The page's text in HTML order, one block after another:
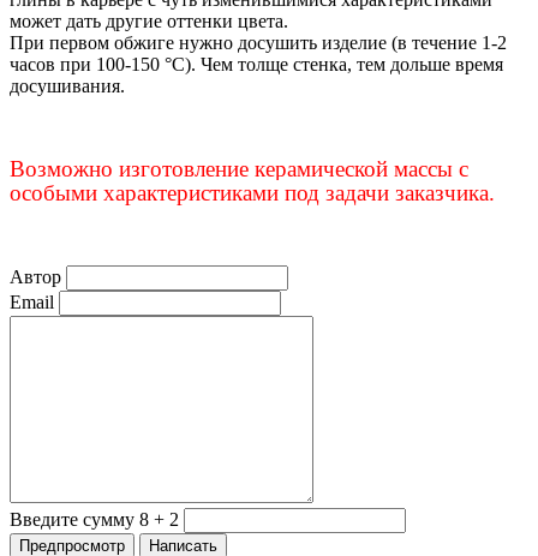
может дать другие оттенки цвета.
При первом обжиге нужно досушить изделие (в течение 1-2
часов при 100-150 °C). Чем толще стенка, тем дольше время
досушивания.
Возможно изготовление керамической массы с
особыми характеристиками под задачи заказчика.
Автор
Email
Введите сумму 8 + 2